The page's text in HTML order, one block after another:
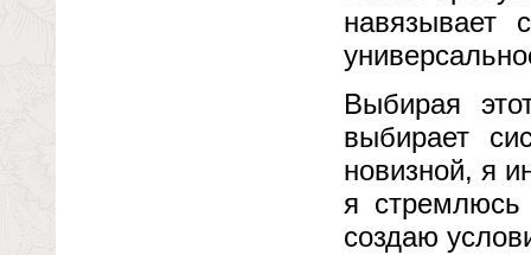
навязывает
Выбирая
выбирает
новизной, я
я
создаю